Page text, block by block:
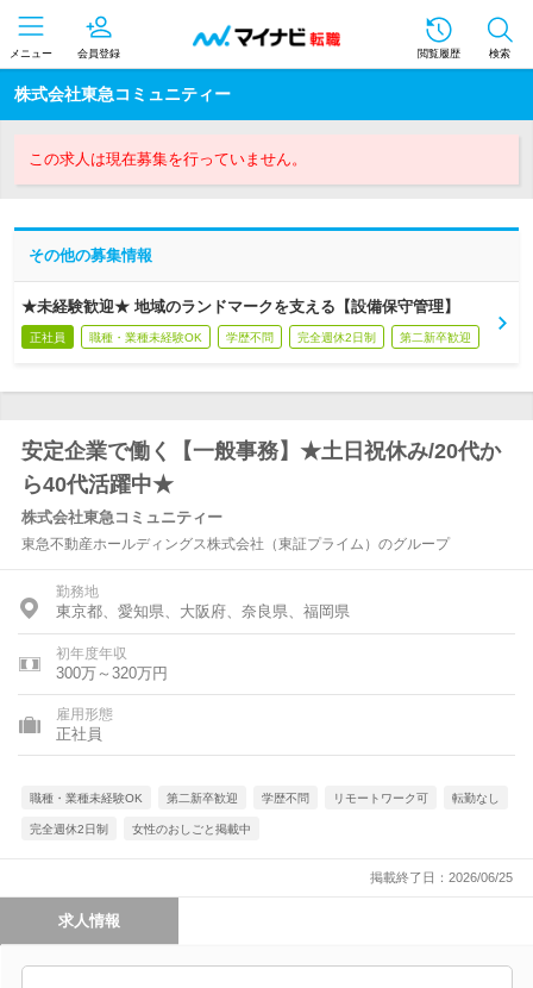
メニュー 会員登録 閲覧履歴 検索
株式会社東急コミュニティー
この求人は現在募集を行っていません。
その他の募集情報
★未経験歓迎★ 地域のランドマークを支える【設備保守管理】
正社員 職種・業種未経験OK 学歴不問 完全週休2日制 第二新卒歓迎
安定企業で働く【一般事務】★土日祝休み/20代か
ら40代活躍中★
株式会社東急コミュニティー
東急不動産ホールディングス株式会社（東証プライム）のグループ
勤務地
東京都、愛知県、大阪府、奈良県、福岡県
初年度年収
300万～320万円
雇用形態
正社員
職種・業種未経験OK 第二新卒歓迎 学歴不問 リモートワーク可 転勤なし
完全週休2日制 女性のおしごと掲載中
掲載終了日：2026/06/25
求人情報